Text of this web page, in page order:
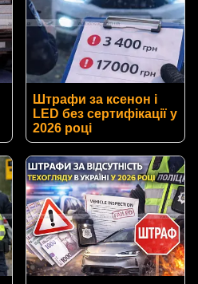
Штрафи за ксенон і
LED без сертифікації у
2026 році